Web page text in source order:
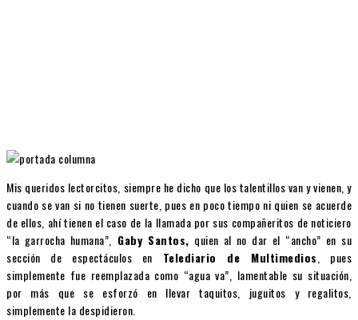
Mis queridos lectorcitos, siempre he dicho que los talentillos van y vienen, y
cuando se van si no tienen suerte, pues en poco tiempo ni quien se acuerde
de ellos, ahí tienen el caso de la llamada por sus compañeritos de noticiero
“la garrocha humana”, Gaby Santos, quien al no dar el “ancho” en su
sección de espectáculos en Telediario de Multimedios , pues
simplemente fue reemplazada como “agua va”, lamentable su situación,
por más que se esforzó en llevar taquitos, juguitos y regalitos,
simplemente la despidieron.